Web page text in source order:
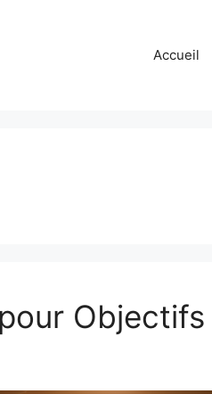
Accueil